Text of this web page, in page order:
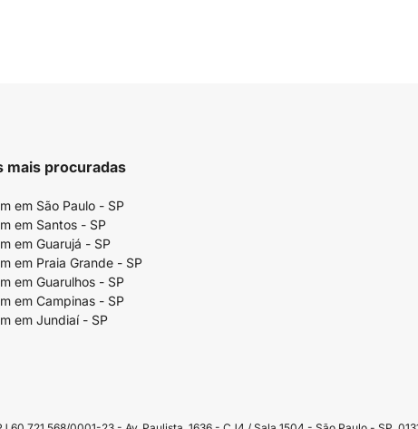
mais procuradas
em São Paulo - SP
em Santos - SP
em Guarujá - SP
em Praia Grande - SP
em Guarulhos - SP
em Campinas - SP
em Jundiaí - SP